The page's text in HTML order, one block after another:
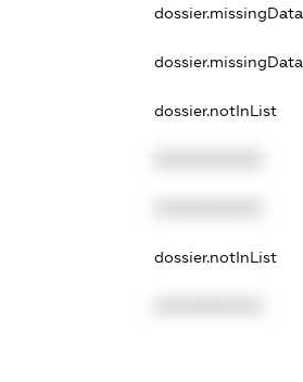
dossier.missingData
dossier.missingData
dossier.notInList
dossier.notInList